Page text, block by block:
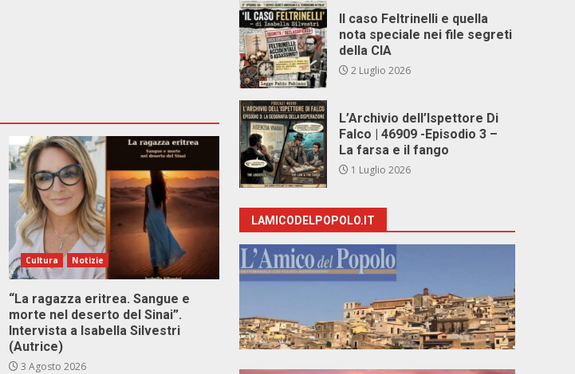
Cultura Notizie
“La ragazza eritrea. Sangue e
morte nel deserto del Sinai”.
Intervista a Isabella Silvestri
(Autrice)
3 Agosto 2026
Il caso Feltrinelli e quella
nota speciale nei file segreti
della CIA
2 Luglio 2026
L’Archivio dell’Ispettore Di
Falco | 46909 -Episodio 3 –
La farsa e il fango
1 Luglio 2026
LAMICODELPOPOLO.IT